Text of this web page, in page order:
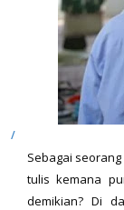
Sebagai
tulis kemana
demikian? Di